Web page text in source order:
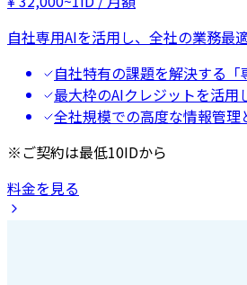
自社専用AIを活用し、全社の業務最
自社特有の課題を解決する
最大枠のAIクレジットを活用
全社規模での高度な情報管
※ご契約は最低10IDから
料金を見る